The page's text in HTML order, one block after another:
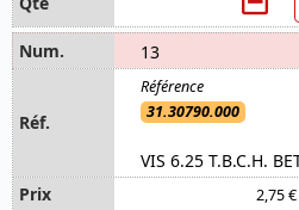
13
31.30790.000
VIS 6.25 T.B.C.H.
2,75 €